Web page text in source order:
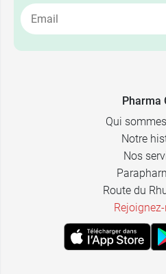
2 x 250 ml 9,99 €
ml
15,99 €
Pharma
Qui
Notre
Nos
Route du